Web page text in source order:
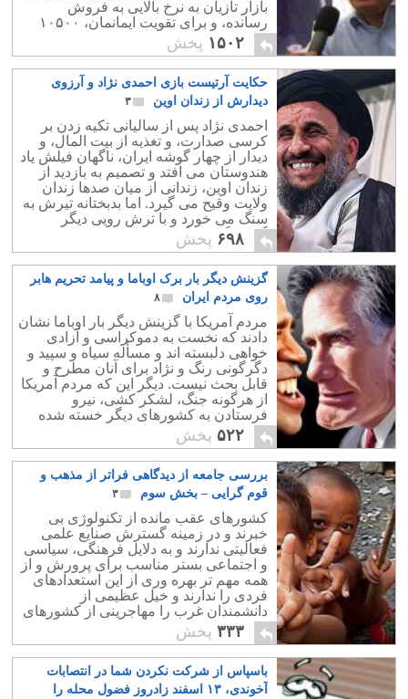
بازار تازیان به نرخ بالایی به فروش
رسانده، و برای تقویت ایمانمان، ۱۰۵۰۰
امامزاده و تعداد بیشماری مسجد ساخته
است!.
۱۵۰۲ پخش
حکایت آرتیست بازی احمدی نژاد و آرزوی
دیدارش از زندان اوین
۳
احمدی نژاد پس از سالیانی تکیه زدن بر
کرسی صدارت، و تغذیه از بیت المال، و
دیدار از چهار گوشه ایران، ناگهان فیلش یاد
هندوستان می افتد و تصمیم به بازدید از
زندان اوین، زندانی از میان صدها زندان
ولایت وقیح می گیرد. اما بدبختانه تیرش به
سنگ می خورد و با ترش رویی دیگر
گماشتگان درگاه ولایت روبرو می شود.
۶۹۸ پخش
گزینش دیگر بار برک اوباما و پیامد تحریم هابر
روی مردم ایران
۸
مردم آمریکا با گزینش دیگر بار اوباما نشان
دادند که نخست به دموکراسی و آزادی
خواهی دلبسته اند و مسأله سیاه و سپید و
دگرگونی رنگ و نژاد برای آنان مطرح و
قابل بحث نیست. دیگر این که مردم آمریکا
از هرگونه جنگ، لشکر کشی، نیرو
فرستادن به کشورهای دیگر خسته شده
اند، و به صلح و دوستی پای بندند.
۵۲۲ پخش
بررسی جامعه از دیدگاهی فراتر از مذهب و
قوم گرایی – بخش سوم
۳
کشورهای عقب مانده از تکنولوژی بی
خبرند و در زمینه گسترش صنایع علمی
فعالیتی ندارند و به دلایل فرهنگی، سیاسی
و اجتماعی بستر مناسب برای پرورش و از
همه مهم تر بهره وری از این استعدادهای
فردی را ندارند و خیل عظیمی از
دانشمندان غرب را مهاجرینی از کشورهای
عقب افتاده تشکیل می دهند.
۳۳۳ پخش
باسپاس از شرکت نکردن شما در انتصابات
آخوندی، ۱۳ اسفند زادروز فضول محله را